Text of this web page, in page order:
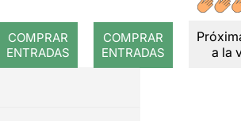
COMPRAR
ENTRADAS
COMPRAR
ENTRADAS
a la